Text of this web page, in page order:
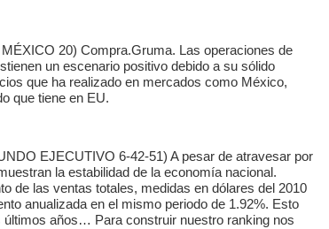
20) Compra.Gruma. Las operaciones de
un escenario positivo debido a su sólido
que ha realizado en mercados como México,
que tiene en EU.
EJECUTIVO 6-42-51) A pesar de atravesar por
la estabilidad de la economía nacional.
de las ventas totales, medidas en dólares del 2010
anualizada en el mismo periodo de 1.92%. Esto
años… Para construir nuestro ranking nos